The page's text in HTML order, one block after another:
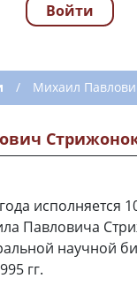
Войти
/ Михаил
исполняется
Павловича
научной
гг.